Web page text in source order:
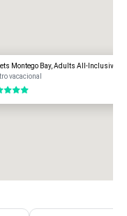
Montego Bay, Adults All-Inclusive
vacacional
5